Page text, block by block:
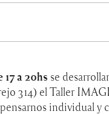
a 20hs se
314) el Taller
individual y